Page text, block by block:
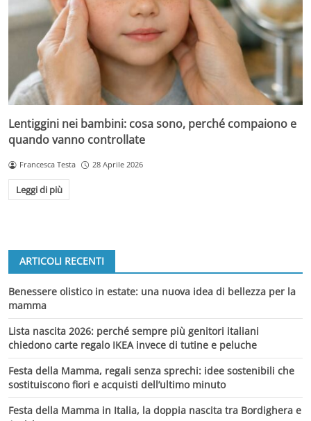
Lentiggini nei bambini: cosa sono, perché compaiono e
quando vanno controllate
Francesca Testa 28 Aprile 2026
Leggi di più
ARTICOLI RECENTI
Benessere olistico in estate: una nuova idea di bellezza per la
mamma
Lista nascita 2026: perché sempre più genitori italiani
chiedono carte regalo IKEA invece di tutine e peluche
Festa della Mamma, regali senza sprechi: idee sostenibili che
sostituiscono fiori e acquisti dell’ultimo minuto
Festa della Mamma in Italia, la doppia nascita tra Bordighera e